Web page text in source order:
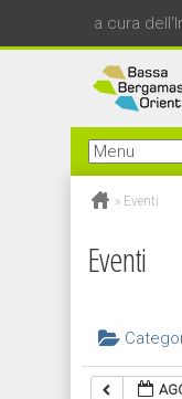
a cura
» Eventi
Eventi